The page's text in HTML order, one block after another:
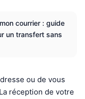
courrier : guide
un transfert sans
ou de vous
réception de votre